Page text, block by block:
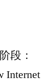
段：
Internet